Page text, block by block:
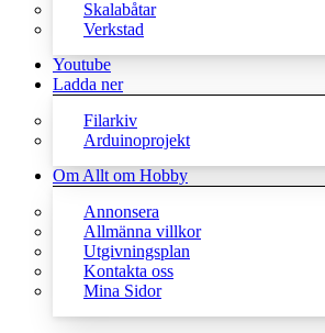
Skalabåtar
Verkstad
Youtube
Ladda ner
Filarkiv
Arduinoprojekt
Om Allt om Hobby
Annonsera
Allmänna villkor
Utgivningsplan
Kontakta oss
Mina Sidor